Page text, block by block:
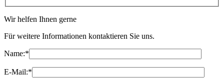
Wir helfen Ihnen gerne
Für weitere Informationen kontaktieren Sie uns.
Name:*
E-Mail:*